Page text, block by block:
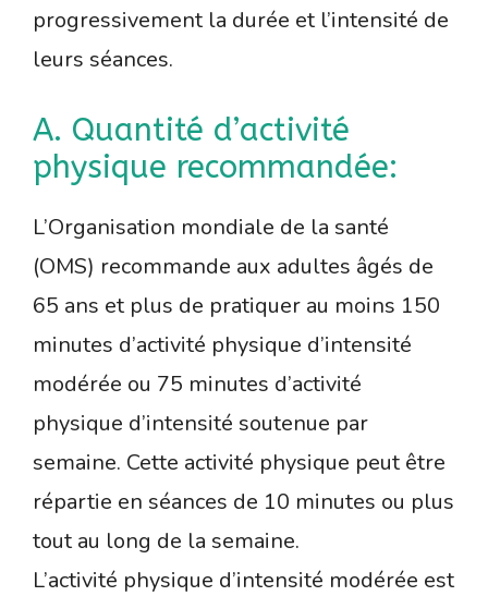
progressivement la durée et l’intensité de
leurs séances.
A. Quantité d’activité
physique recommandée:
L’Organisation mondiale de la santé
(OMS) recommande aux adultes âgés de
65 ans et plus de pratiquer au moins 150
minutes d’activité physique d’intensité
modérée ou 75 minutes d’activité
physique d’intensité soutenue par
semaine. Cette activité physique peut être
répartie en séances de 10 minutes ou plus
tout au long de la semaine.
L’activité physique d’intensité modérée est